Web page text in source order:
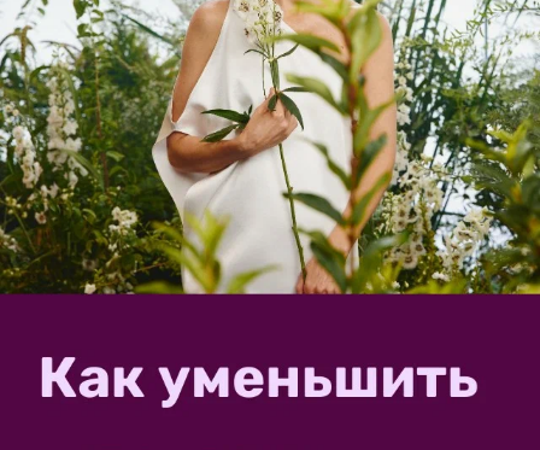
racoon 15 июня 2020, 18:33
Как из металлолома сделать классные
садовые инструменты 3
Вы никогда не задумывались, что в металлолом
сейчас сдают много полезных вещей, которые могут
послужить хорошим материалом для создания новых
изделий? Самодельные ручные грабли Вот
конкретный пример. У моего друга, который живет в
Выхине...
lukor 30 апреля 2013, 03:16 в личный журнал
Живая изгородь в моем саду 10